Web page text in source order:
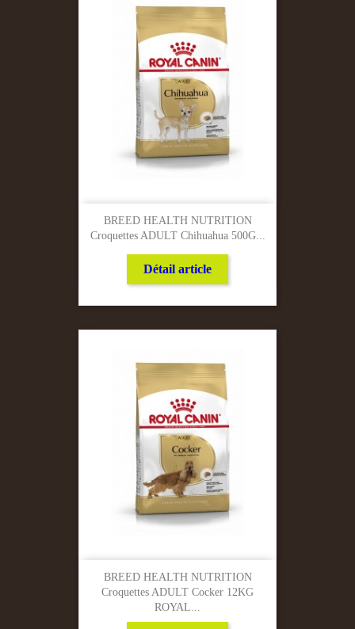
BREED HEALTH NUTRITION
Croquettes ADULT Chihuahua 500G...
Détail article
BREED HEALTH NUTRITION
Croquettes ADULT Cocker 12KG
ROYAL...